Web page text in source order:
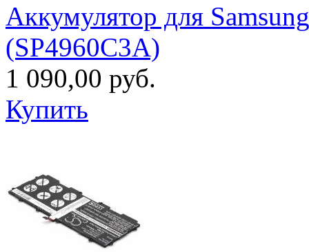
Аккумулятор для
(SP4960C3A)
1 090,00 руб.
Купить